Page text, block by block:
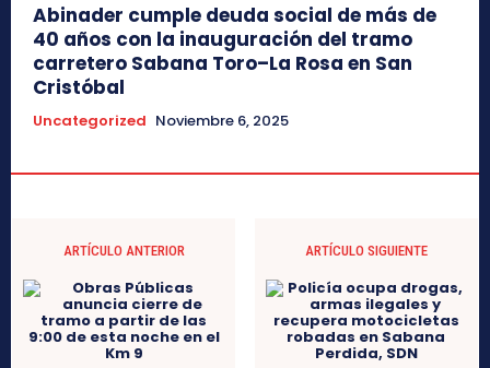
Abinader cumple deuda social de más de
40 años con la inauguración del tramo
carretero Sabana Toro–La Rosa en San
Cristóbal
Uncategorized Noviembre 6, 2025
ARTÍCULO ANTERIOR ARTÍCULO SIGUIENTE